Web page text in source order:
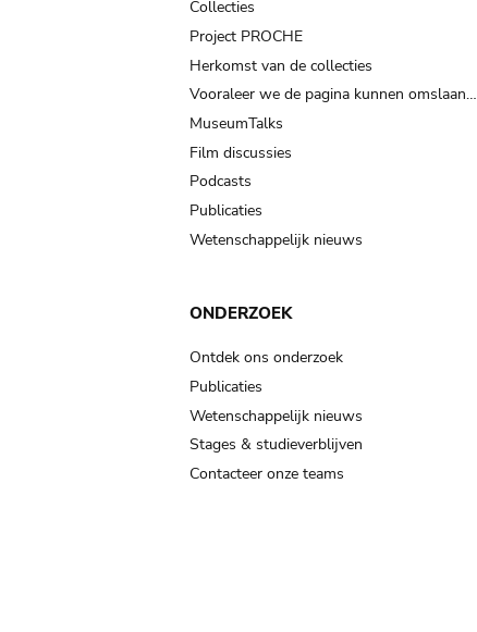
Collecties
Project PROCHE
Herkomst van de collecties
Vooraleer we de pagina kunnen omslaan…
MuseumTalks
Film discussies
Podcasts
Publicaties
Wetenschappelijk nieuws
ONDERZOEK
Ontdek ons onderzoek
Publicaties
Wetenschappelijk nieuws
Stages & studieverblijven
Contacteer onze teams